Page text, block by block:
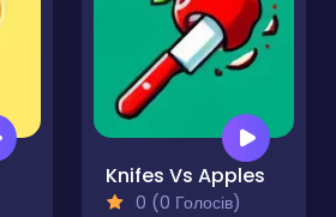
Knifes Vs Apples
0 (0 Голосів)